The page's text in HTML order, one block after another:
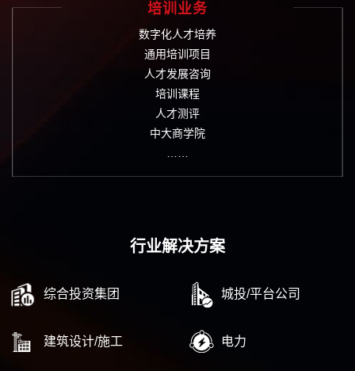
培训业务
数字化人才培养
通用培训项目
人才发展咨询
培训课程
人才测评
中大商学院
行业解决方案
综合投资集团 城投/平台公司
建筑设计/施工 电力